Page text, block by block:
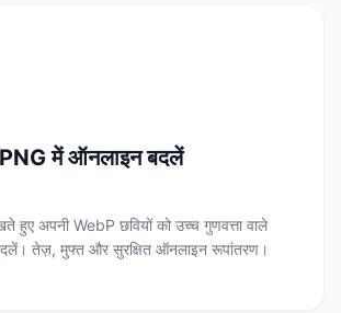
में ऑनलाइन बदलें
हुए अपनी WebP छवियों को उच्च गुणवत्ता वाले
तेज़, मुफ्त और सुरक्षित ऑनलाइन रूपांतरण।